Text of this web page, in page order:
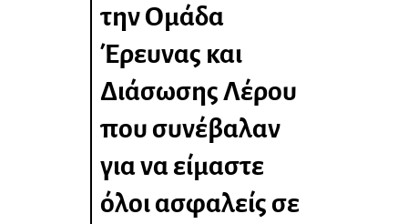
την Ομάδα
Έρευνας και
Διάσωσης Λέρου
που συνέβαλαν
για να είμαστε
όλοι ασφαλείς σε